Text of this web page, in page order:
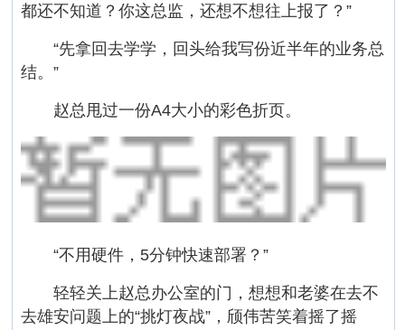
都还不知道？你这总监，还想不想往上报了？”
“先拿回去学学，回头给我写份近半年的业务总
结。”
赵总甩过一份A4大小的彩色折页。
“不用硬件，5分钟快速部署？”
轻轻关上赵总办公室的门，想想和老婆在去不
去雄安问题上的“挑灯夜战”，颀伟苦笑着摇了摇